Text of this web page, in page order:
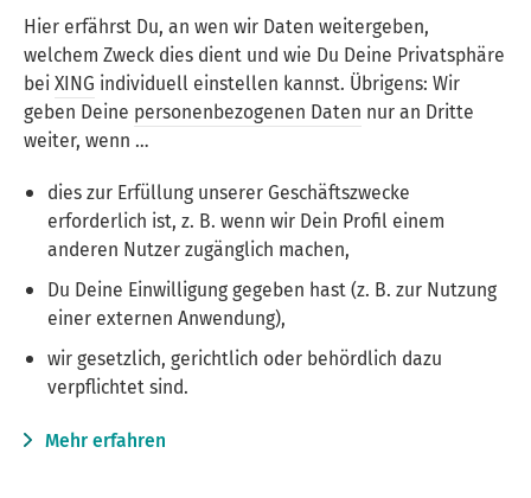
Hier erfährst Du, an wen wir Daten weitergeben,
welchem Zweck dies dient und wie Du Deine Privatsphäre
beiXING individuell einstellen kannst. Übrigens: Wir
geben Deine personenbezogenen Daten nur an Dritte
weiter, wenn …
dies zur Erfüllung unserer Geschäftszwecke
erforderlich ist, z. B. wenn wir Dein Profil einem
anderen Nutzer zugänglich machen,
Du Deine Einwilligung gegeben hast (z. B. zur Nutzung
einer externen Anwendung),
wir gesetzlich, gerichtlich oder behördlich dazu
verpflichtet sind.
Mehr erfahren